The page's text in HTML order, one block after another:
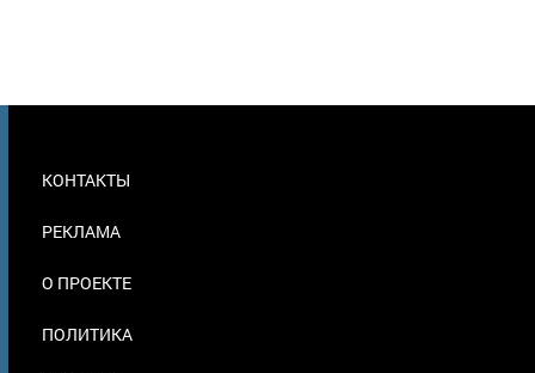
В
КОНТАКТЫ
РЕКЛАМА
О ПРОЕКТЕ
ПОЛИТИКА